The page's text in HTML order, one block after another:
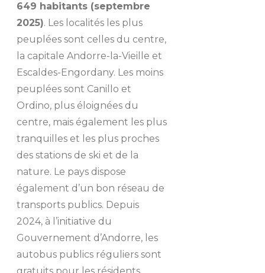
649 habitants (septembre
2025). Les localités les plus
peuplées sont celles du centre,
la capitale Andorre-la-Vieille et
Escaldes-Engordany. Les moins
peuplées sont Canillo et
Ordino, plus éloignées du
centre, mais également les plus
tranquilles et les plus proches
des stations de ski et de la
nature. Le pays dispose
également d’un bon réseau de
transports publics. Depuis
2024, à l’initiative du
Gouvernement d’Andorre, les
autobus publics réguliers sont